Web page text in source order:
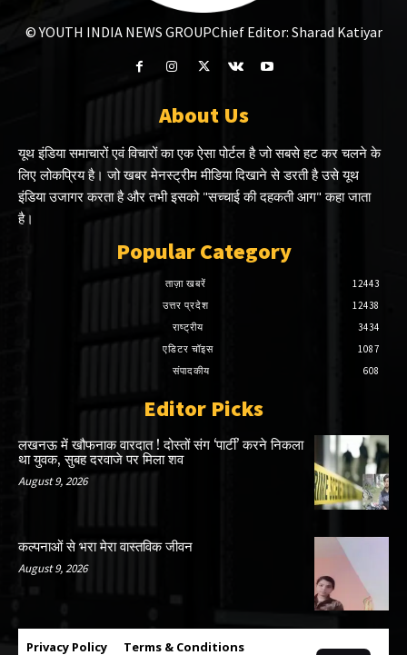
© YOUTH INDIA NEWS GROUPChief Editor: Sharad Katiyar
About Us
यूथ इंडिया समाचारों एवं विचारों का एक ऐसा पोर्टल है जो सबसे हट कर चलने के
लिए लोकप्रिय है। जो खबर मेनस्ट्रीम मीडिया दिखाने से डरती है उसे यूथ
इंडिया उजागर करता है और तभी इसको "सच्चाई की दहकती आग" कहा जाता
है।
Popular Category
ताज़ा खबरें
12443
उत्तर प्रदेश
12438
राष्ट्रीय
3434
एडिटर चॉइस
1087
संपादकीय
608
Editor Picks
लखनऊ में खौफनाक वारदात ! दोस्तों संग ‘पार्टी’ करने निकला
था युवक, सुबह दरवाजे पर मिला शव
August 9, 2026
कल्पनाओं से भरा मेरा वास्तविक जीवन
August 9, 2026
Privacy Policy Terms & Conditions